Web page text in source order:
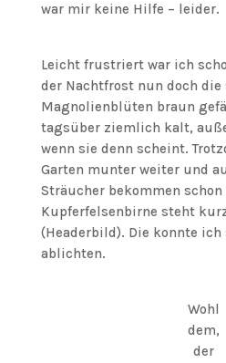
war mir keine Hilfe – leider.
Leicht frustriert war ich
der Nachtfrost nun doch die
Magnolienblüten braun
tagsüber ziemlich kalt,
wenn sie denn scheint.
Garten munter weiter und
Sträucher bekommen schon
Kupferfelsenbirne steht
(Headerbild). Die konnte
ablichten.
Wohl
dem,
der